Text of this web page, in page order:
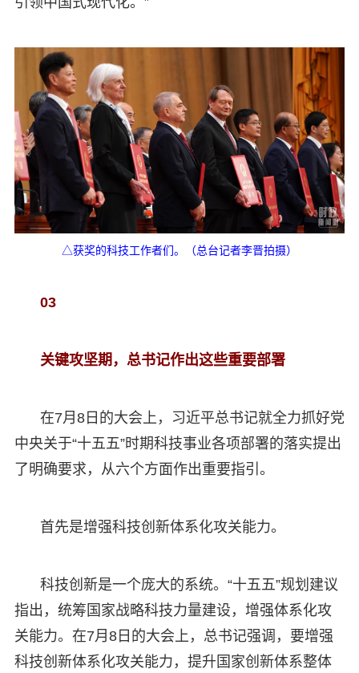
△获奖的科技工作者们。（总台记者李晋拍摄）
03
关键攻坚期，总书记作出这些重要部署
在7月8日的大会上，习近平总书记就全力抓好党
中央关于“十五五”时期科技事业各项部署的落实提出
了明确要求，从六个方面作出重要指引。
首先是增强科技创新体系化攻关能力。
科技创新是一个庞大的系统。“十五五”规划建议
指出，统筹国家战略科技力量建设，增强体系化攻
关能力。在7月8日的大会上，总书记强调，要增强
科技创新体系化攻关能力，提升国家创新体系整体